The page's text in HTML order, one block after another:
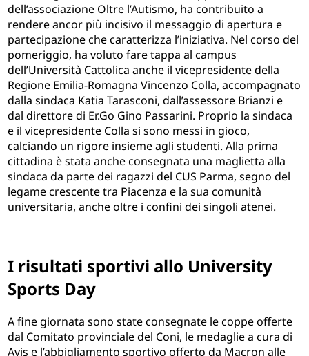
dell’associazione Oltre l’Autismo, ha contribuito a
rendere ancor più incisivo il messaggio di apertura e
partecipazione che caratterizza l’iniziativa. Nel corso del
pomeriggio, ha voluto fare tappa al campus
dell’Università Cattolica anche il vicepresidente della
Regione Emilia-Romagna Vincenzo Colla, accompagnato
dalla sindaca Katia Tarasconi, dall’assessore Brianzi e
dal direttore di Er.Go Gino Passarini. Proprio la sindaca
e il vicepresidente Colla si sono messi in gioco,
calciando un rigore insieme agli studenti. Alla prima
cittadina è stata anche consegnata una maglietta alla
sindaca da parte dei ragazzi del CUS Parma, segno del
legame crescente tra Piacenza e la sua comunità
universitaria, anche oltre i confini dei singoli atenei.
I risultati sportivi allo University
Sports Day
A fine giornata sono state consegnate le coppe offerte
dal Comitato provinciale del Coni, le medaglie a cura di
Avis e l’abbigliamento sportivo offerto da Macron alle